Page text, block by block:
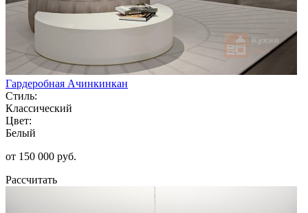
Гардеробная Ачинкинкан
Стиль:
Классический
Цвет:
Белый
от 150 000 руб.
Рассчитать